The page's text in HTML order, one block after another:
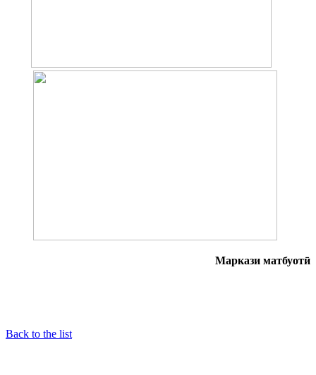
Маркази матбуотӣ
Back to the list